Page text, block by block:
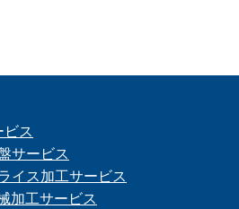
ス
サービス
イス加工サービス
加工サービス